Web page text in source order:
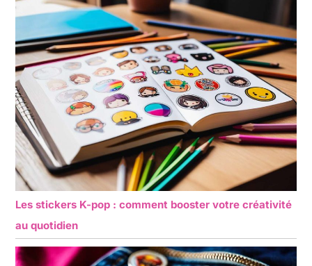
Les stickers K-pop : comment booster votre créativité
au quotidien